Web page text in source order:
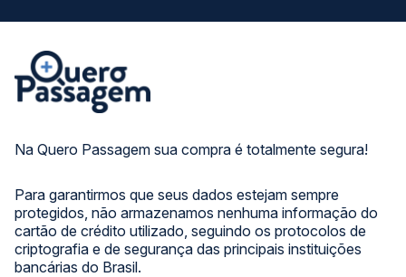
Na Quero Passagem sua compra é totalmente segura!
Para garantirmos que seus dados estejam sempre
protegidos, não armazenamos nenhuma informação do
cartão de crédito utilizado, seguindo os protocolos de
criptografia e de segurança das principais instituições
bancárias do Brasil.